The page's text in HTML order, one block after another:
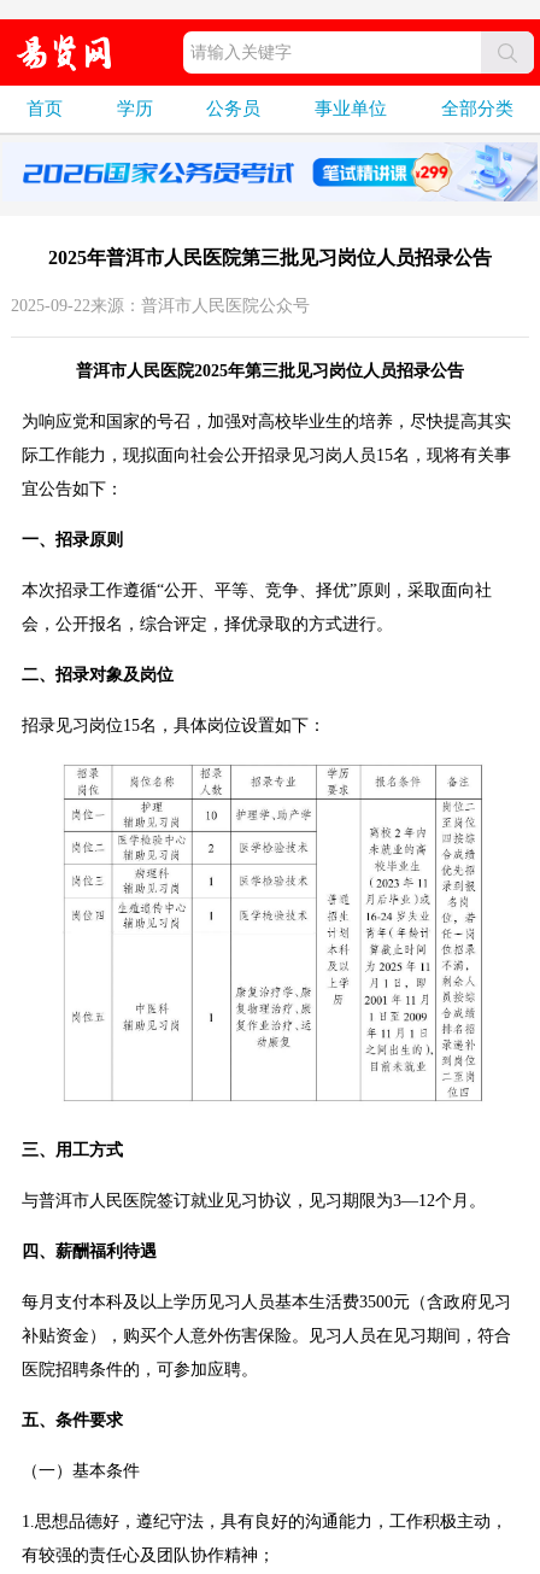
首页 学历 公务员 事业单位 全部分类
2025年普洱市人民医院第三批见习岗位人员招录公告
2025-09-22来源：普洱市人民医院公众号
普洱市人民医院2025年第三批见习岗位人员招录公告
为响应党和国家的号召，加强对高校毕业生的培养，尽快提高其实
际工作能力，现拟面向社会公开招录见习岗人员15名，现将有关事
宜公告如下：
一、招录原则
本次招录工作遵循“公开、平等、竞争、择优”原则，采取面向社
会，公开报名，综合评定，择优录取的方式进行。
二、招录对象及岗位
招录见习岗位15名，具体岗位设置如下：
三、用工方式
与普洱市人民医院签订就业见习协议，见习期限为3—12个月。
四、薪酬福利待遇
每月支付本科及以上学历见习人员基本生活费3500元（含政府见习
补贴资金），购买个人意外伤害保险。见习人员在见习期间，符合
医院招聘条件的，可参加应聘。
五、条件要求
（一）基本条件
1.思想品德好，遵纪守法，具有良好的沟通能力，工作积极主动，
有较强的责任心及团队协作精神；